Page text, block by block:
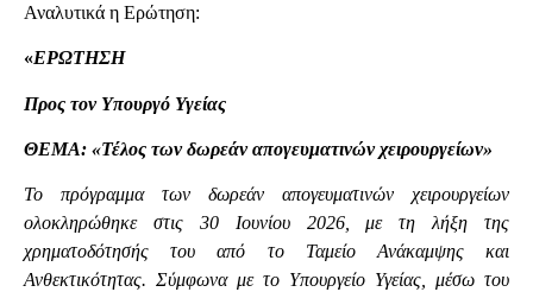
Αναλυτικά η Ερώτηση:
«ΕΡΩΤΗΣΗ
Προς τον Υπουργό Υγείας
ΘΕΜΑ: «Τέλος των δωρεάν απογευματινών χειρουργείων»
Το πρόγραμμα των δωρεάν απογευματινών χειρουργείων
ολοκληρώθηκε στις 30 Ιουνίου 2026, με τη λήξη της
χρηματοδότησής του από το Ταμείο Ανάκαμψης και
Ανθεκτικότητας. Σύμφωνα με το Υπουργείο Υγείας, μέσω του